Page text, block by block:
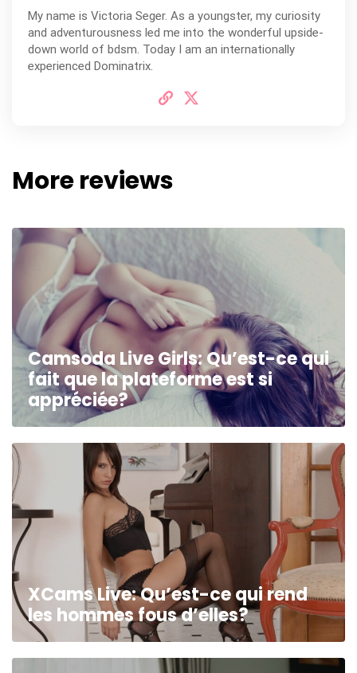
My name is Victoria Seger. As a youngster, my curiosity
and adventurousness led me into the wonderful upside-
down world of bdsm. Today I am an internationally
experienced Dominatrix.
More reviews
Camsoda Live Girls: Qu’est-ce qui
fait que la plateforme est si
appréciée?
XCams Live: Qu’est-ce qui rend
les hommes fous d’elles?